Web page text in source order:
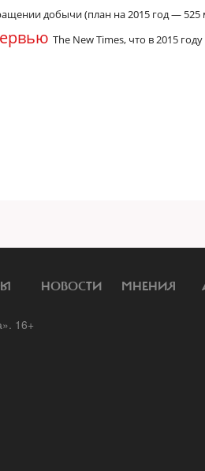
добычи (план на 2015 год —
The New Times, что в 2015
НОВОСТИ МНЕНИЯ
16+